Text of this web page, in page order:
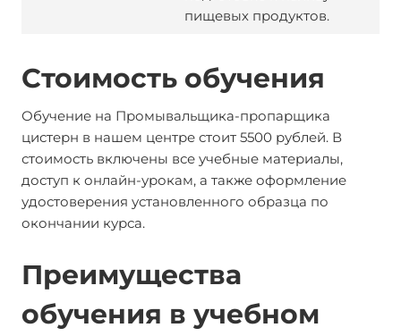
пищевых продуктов.
Стоимость обучения
Обучение на Промывальщика-пропарщика
цистерн в нашем центре стоит 5500 рублей. В
стоимость включены все учебные материалы,
доступ к онлайн-урокам, а также оформление
удостоверения установленного образца по
окончании курса.
Преимущества
обучения в учебном